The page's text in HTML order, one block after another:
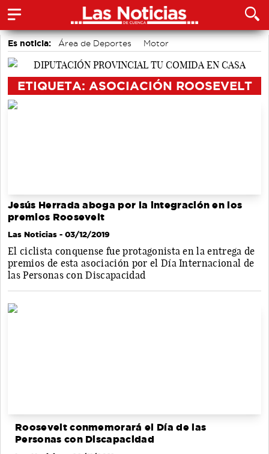
Es noticia: Área de Deportes
Motor
accidentes laborales
ETIQUETA: ASOCIACIÓN ROOSEVELT
Jesús Herrada aboga por la integración en los
premios Roosevelt
Las Noticias - 03/12/2019
El ciclista conquense fue protagonista en la entrega de
premios de esta asociación por el Día Internacional de
las Personas con Discapacidad
Roosevelt conmemorará el Día de las
Personas con Discapacidad